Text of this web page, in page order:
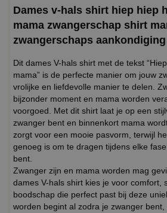
Dames v-hals shirt hiep hiep
mama zwangerschap shirt
zwangerschaps aankondiging
Dit dames V-hals shirt met de tekst
mama” is de perfecte manier om jouw
vrolijke en liefdevolle manier te delen.
bijzonder moment en mama worden
voorgoed. Met dit shirt laat je op een
zwanger bent en binnenkort mama
zorgt voor een mooie pasvorm, terwijl
genoeg is om te dragen tijdens elke
bent.
Zwanger zijn en mama worden mag
dames V-hals shirt kies je voor comfort,
boodschap die perfect past bij deze
worden begint al zodra je zwanger